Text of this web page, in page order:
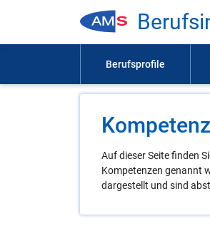
Auf dieser Seite finden
Kompetenzen genannt
dargestellt und sind